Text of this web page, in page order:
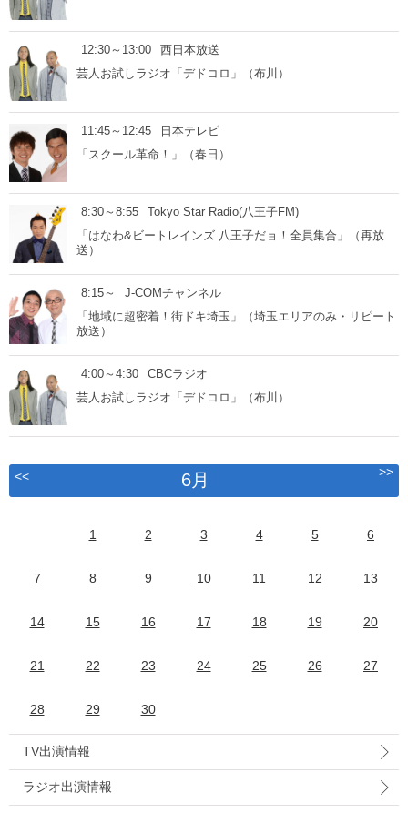
12:30～13:00
西日本放送
芸人お試しラジオ「デドコロ」（布川）
11:45～12:45
日本テレビ
「スクール革命！」（春日）
8:30～8:55
Tokyo Star Radio(八王子FM)
「はなわ&ビートレインズ 八王子だョ！全員集合」（再放
送）
8:15～
J-COMチャンネル
「地域に超密着！街ドキ埼玉」（埼玉エリアのみ・リピート
放送）
4:00～4:30
CBCラジオ
芸人お試しラジオ「デドコロ」（布川）
<< 6月 >>
1 2 3 4 5 6
7 8 9 10 11 12 13
14 15 16 17 18 19 20
21 22 23 24 25 26 27
28 29 30
TV出演情報
ラジオ出演情報